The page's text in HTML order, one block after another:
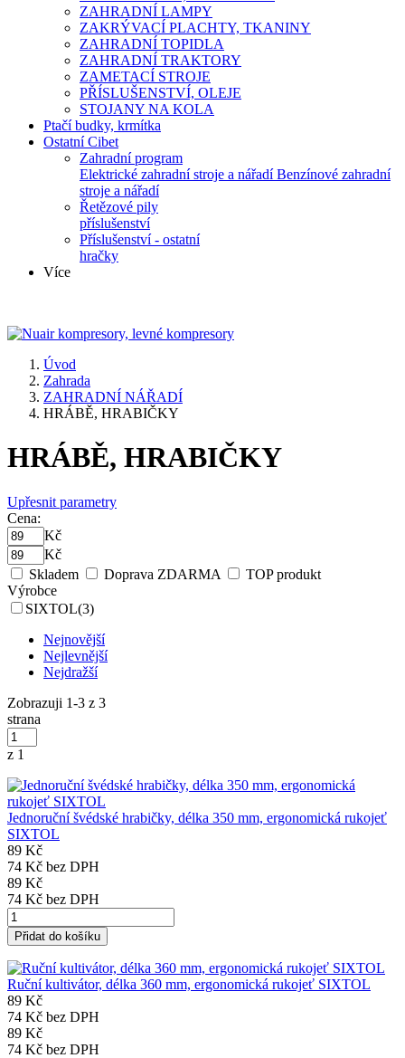
ZAHRADNÍ LAMPY
ZAKRÝVACÍ PLACHTY, TKANINY
ZAHRADNÍ TOPIDLA
ZAHRADNÍ TRAKTORY
ZAMETACÍ STROJE
PŘÍSLUŠENSTVÍ, OLEJE
STOJANY NA KOLA
Ptačí budky, krmítka
Ostatní Cibet
Zahradní program
Elektrické zahradní stroje a nářadíBenzínové zahradní
stroje a nářadí
Řetězové pily
příslušenství
Příslušenství - ostatní
hračky
Více
Úvod
Zahrada
ZAHRADNÍ NÁŘADÍ
HRÁBĚ, HRABIČKY
HRÁBĚ, HRABIČKY
Upřesnit parametry
Cena:
Kč
Kč
Skladem
Doprava ZDARMA
TOP produkt
Výrobce
SIXTOL(3)
Nejnovější
Nejlevnější
Nejdražší
Zobrazuji 1-3 z 3
strana
z 1
Jednoruční švédské hrabičky, délka 350 mm, ergonomická rukojeť
SIXTOL
89 Kč
74 Kč bez DPH
89 Kč
74 Kč bez DPH
Přidat do košíku
Ruční kultivátor, délka 360 mm, ergonomická rukojeť SIXTOL
89 Kč
74 Kč bez DPH
89 Kč
74 Kč bez DPH